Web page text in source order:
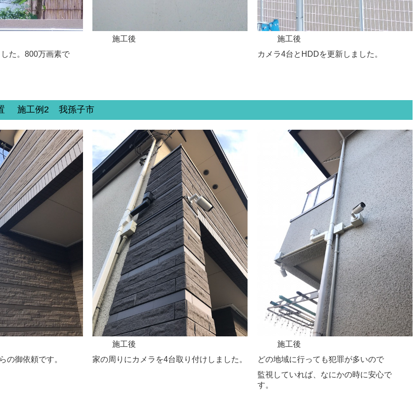
た。800万画素で
施工後
施工後
カメラ4台とHDDを更新しました。
置 施工例2 我孫子市
らの御依頼です。
施工後
家の周りにカメラを4台取り付けしました。
施工後
どの地域に行っても犯罪が多いので
監視していれば、なにかの時に安心で
す。